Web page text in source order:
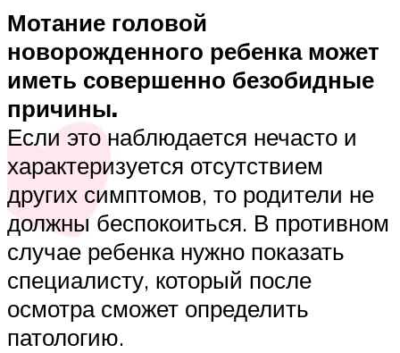
Мотание головой
новорожденного ребенка может
иметь совершенно безобидные
причины.
Если это наблюдается нечасто и
характеризуется отсутствием
других симптомов, то родители не
должны беспокоиться. В противном
случае ребенка нужно показать
специалисту, который после
осмотра сможет определить
патологию.